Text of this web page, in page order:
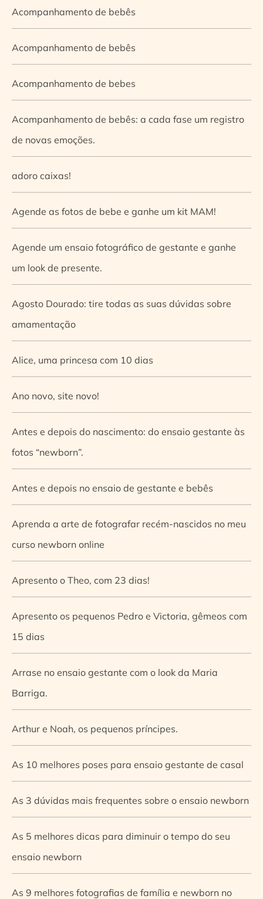
Acompanhamento de bebês
Acompanhamento de bebês
Acompanhamento de bebes
Acompanhamento de bebês: a cada fase um registro
de novas emoções.
adoro caixas!
Agende as fotos de bebe e ganhe um kit MAM!
Agende um ensaio fotográfico de gestante e ganhe
um look de presente.
Agosto Dourado: tire todas as suas dúvidas sobre
amamentação
Alice, uma princesa com 10 dias
Ano novo, site novo!
Antes e depois do nascimento: do ensaio gestante às
fotos “newborn”.
Antes e depois no ensaio de gestante e bebês
Aprenda a arte de fotografar recém-nascidos no meu
curso newborn online
Apresento o Theo, com 23 dias!
Apresento os pequenos Pedro e Victoria, gêmeos com
15 dias
Arrase no ensaio gestante com o look da Maria
Barriga.
Arthur e Noah, os pequenos príncipes.
As 10 melhores poses para ensaio gestante de casal
As 3 dúvidas mais frequentes sobre o ensaio newborn
As 5 melhores dicas para diminuir o tempo do seu
ensaio newborn
As 9 melhores fotografias de família e newborn no